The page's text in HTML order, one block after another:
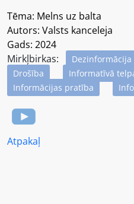
Tēma: Melns uz balta
Autors: Valsts kanceleja
Gads: 2024
Mirkļbirkas:
Dezinformācija
Drošība
Informatīvā
Informācijas pratība
Atpakaļ